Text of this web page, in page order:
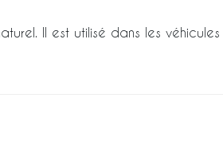
Il est utilisé dans les